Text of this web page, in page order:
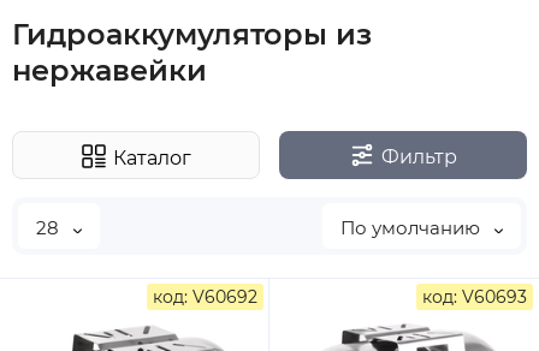
Гидроаккумуляторы из
нержавейки
Каталог Фильтр
28 По умолчанию
код: V60692 код: V60693